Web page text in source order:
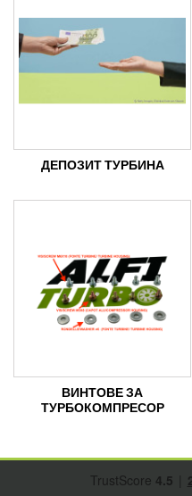
ДЕПОЗИТ ТУРБИНА
ВИНТОВЕ ЗА
ТУРБОКОМПРЕСОР